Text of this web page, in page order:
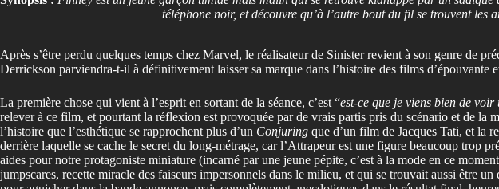
téléphone noir, et découvre qu’à l’autre bout du fil se trouvent les
Après s’être perdu quelques temps chez Marvel, le réalisateur de Sinister revient à son genre de
Derrickson parviendra-t-il à définitivement laisser sa marque dans l’histoire des films d’épouvante
La première chose qui vient à l’esprit en sortant de la séance, c’est “est-ce que je viens bien de
relever à ce film, et pourtant la réflexion est provoquée par de vrais partis pris du scénario et de la
l’histoire que l’esthétique se rapprochent plus d’un Conjuring que d’un film de Jacques Tati, et la
derrière laquelle se cache le secret du long-métrage, car l’Attrapeur est une figure beaucoup trop
aides pour notre protagoniste miniature (incarné par une jeune pépite, c’est à la mode en ce
jumpscares, recette miracle des faiseurs impersonnels dans le milieu, et qui se trouvait aussi être